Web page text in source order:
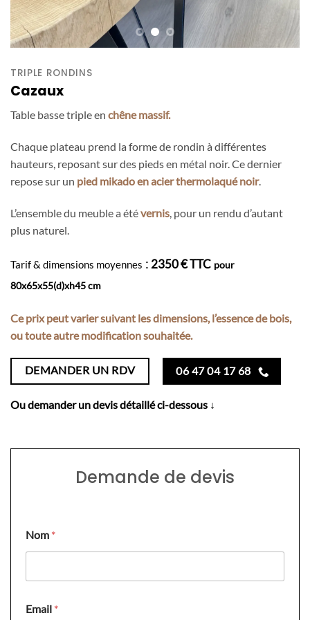
TRIPLE RONDINS
Cazaux
Table basse triple en chêne massif.
Chaque plateau prend la forme de rondin à différentes
hauteurs, reposant sur des pieds en métal noir. Ce dernier
repose sur un pied mikado en acier thermolaqué noir.
L’ensemble du meuble a étévernis, pour un rendu d’autant
plus naturel.
Tarif & dimensions moyennes : 2350 € TTC pour
80x65x55(d)xh45 cm
Ce prix peut varier suivant les dimensions, l’essence de bois,
ou toute autre modification souhaitée.
DEMANDER UN RDV 06 47 04 17 68
Ou demander un devis détaillé ci-dessous ↓
Demande de devis
Nom *
Email *